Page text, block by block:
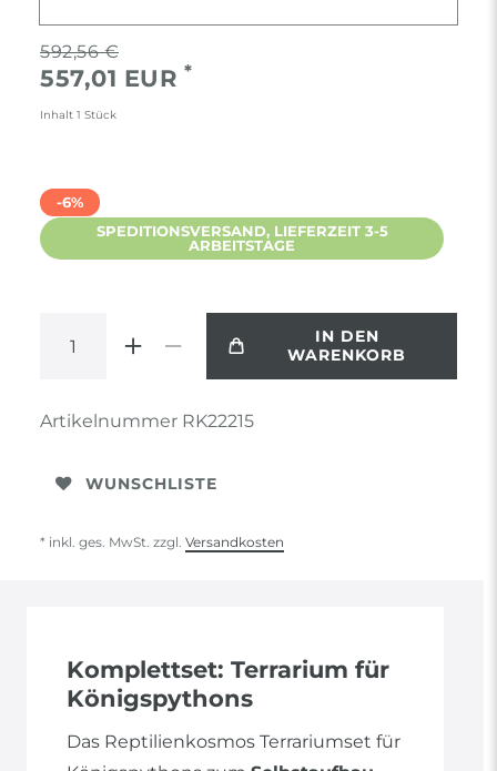
592,56 €
557,01 EUR *
Inhalt 1 Stück
-6%
SPEDITIONSVERSAND, LIEFERZEIT 3-5
ARBEITSTAGE
IN DEN
WARENKORB
Artikelnummer RK22215
WUNSCHLISTE
* inkl. ges. MwSt. zzgl. Versandkosten
Komplettset: Terrarium für
Königspythons
Das Reptilienkosmos Terrariumset für